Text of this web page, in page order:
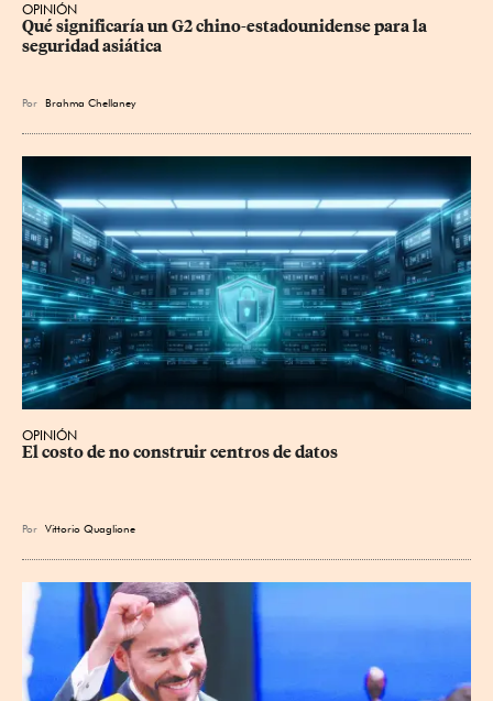
OPINIÓN
Qué significaría un G2 chino-estadounidense para la
seguridad asiática
Por Brahma Chellaney
OPINIÓN
El costo de no construir centros de datos
Por Vittorio Quaglione